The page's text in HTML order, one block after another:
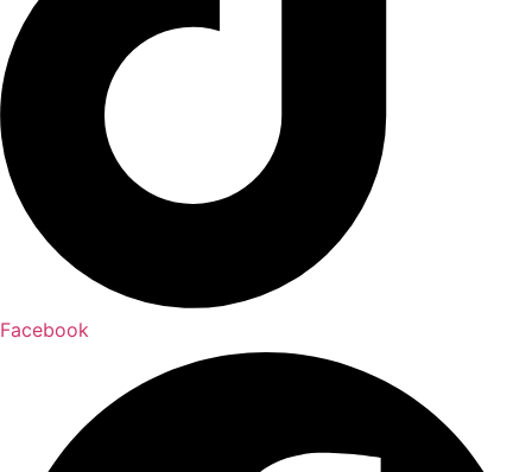
Facebook